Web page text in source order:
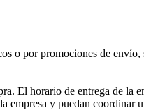
o por promociones de
El horario de entrega de la
empresa y puedan coordinar